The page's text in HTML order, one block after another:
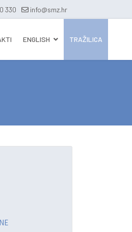
330 info@smz.hr
ENGLISH TRAŽILICA